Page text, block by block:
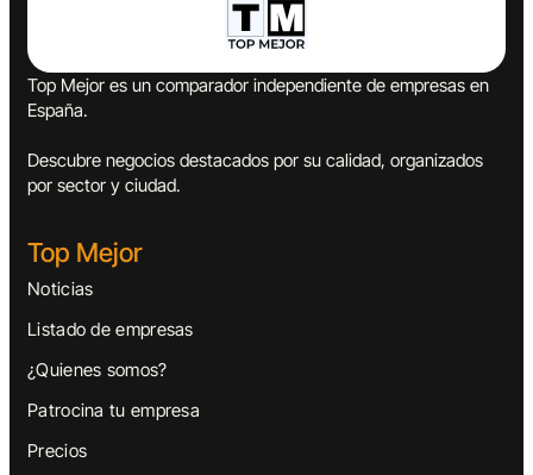
Top Mejor es un comparador independiente de empresas en
España.
Descubre negocios destacados por su calidad, organizados
por sector y ciudad.
Top Mejor
Noticias
Listado de empresas
¿Quienes somos?
Patrocina tu empresa
Precios